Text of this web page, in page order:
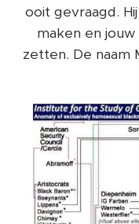
ooit gevraagd.
maken en
zetten. De naam